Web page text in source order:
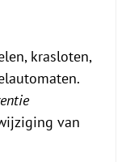
krasloten,
van